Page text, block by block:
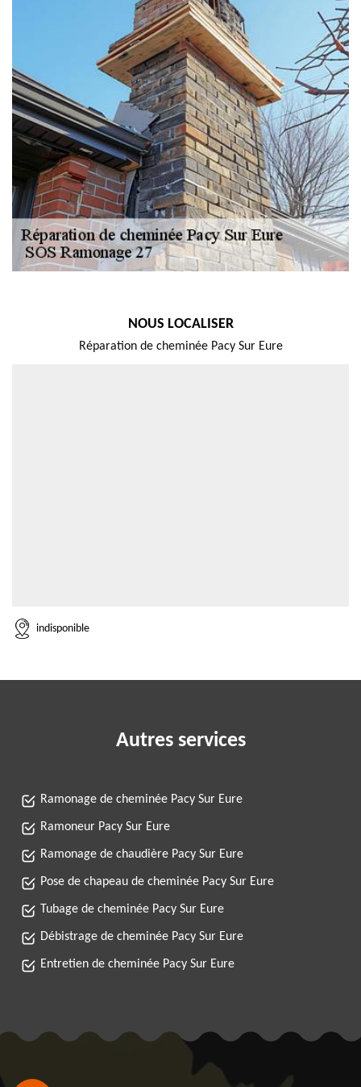
NOUS LOCALISER
Réparation de cheminée Pacy Sur Eure
indisponible
Autres services
Ramonage de cheminée Pacy Sur Eure
Ramoneur Pacy Sur Eure
Ramonage de chaudière Pacy Sur Eure
Pose de chapeau de cheminée Pacy Sur Eure
Tubage de cheminée Pacy Sur Eure
Débistrage de cheminée Pacy Sur Eure
Entretien de cheminée Pacy Sur Eure